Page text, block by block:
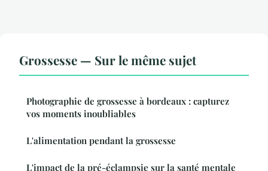
Grossesse — Sur le même sujet
Photographie de grossesse à bordeaux : capturez
vos moments inoubliables
L'alimentation pendant la grossesse
L'impact de la pré-éclampsie sur la santé mentale